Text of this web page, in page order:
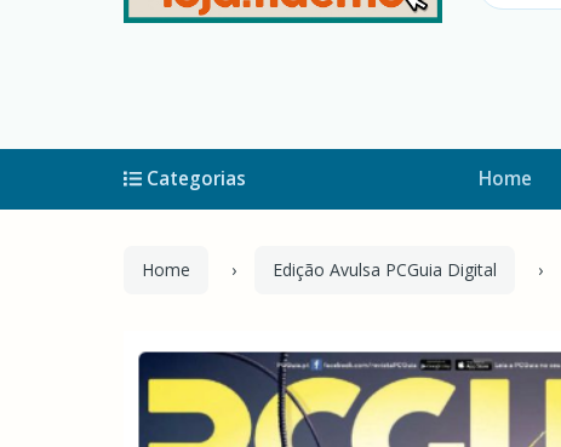
Home
Categorias
Home Edição Avulsa PCGuia Digital